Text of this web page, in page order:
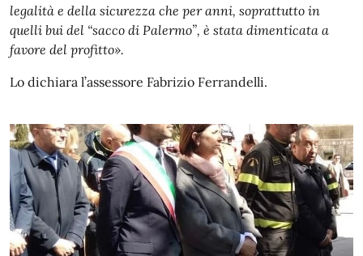
legalità e della sicurezza che per anni, soprattutto in
quelli bui del “sacco di Palermo”, è stata dimenticata a
favore del profitto».
Lo dichiara l’assessore Fabrizio Ferrandelli.